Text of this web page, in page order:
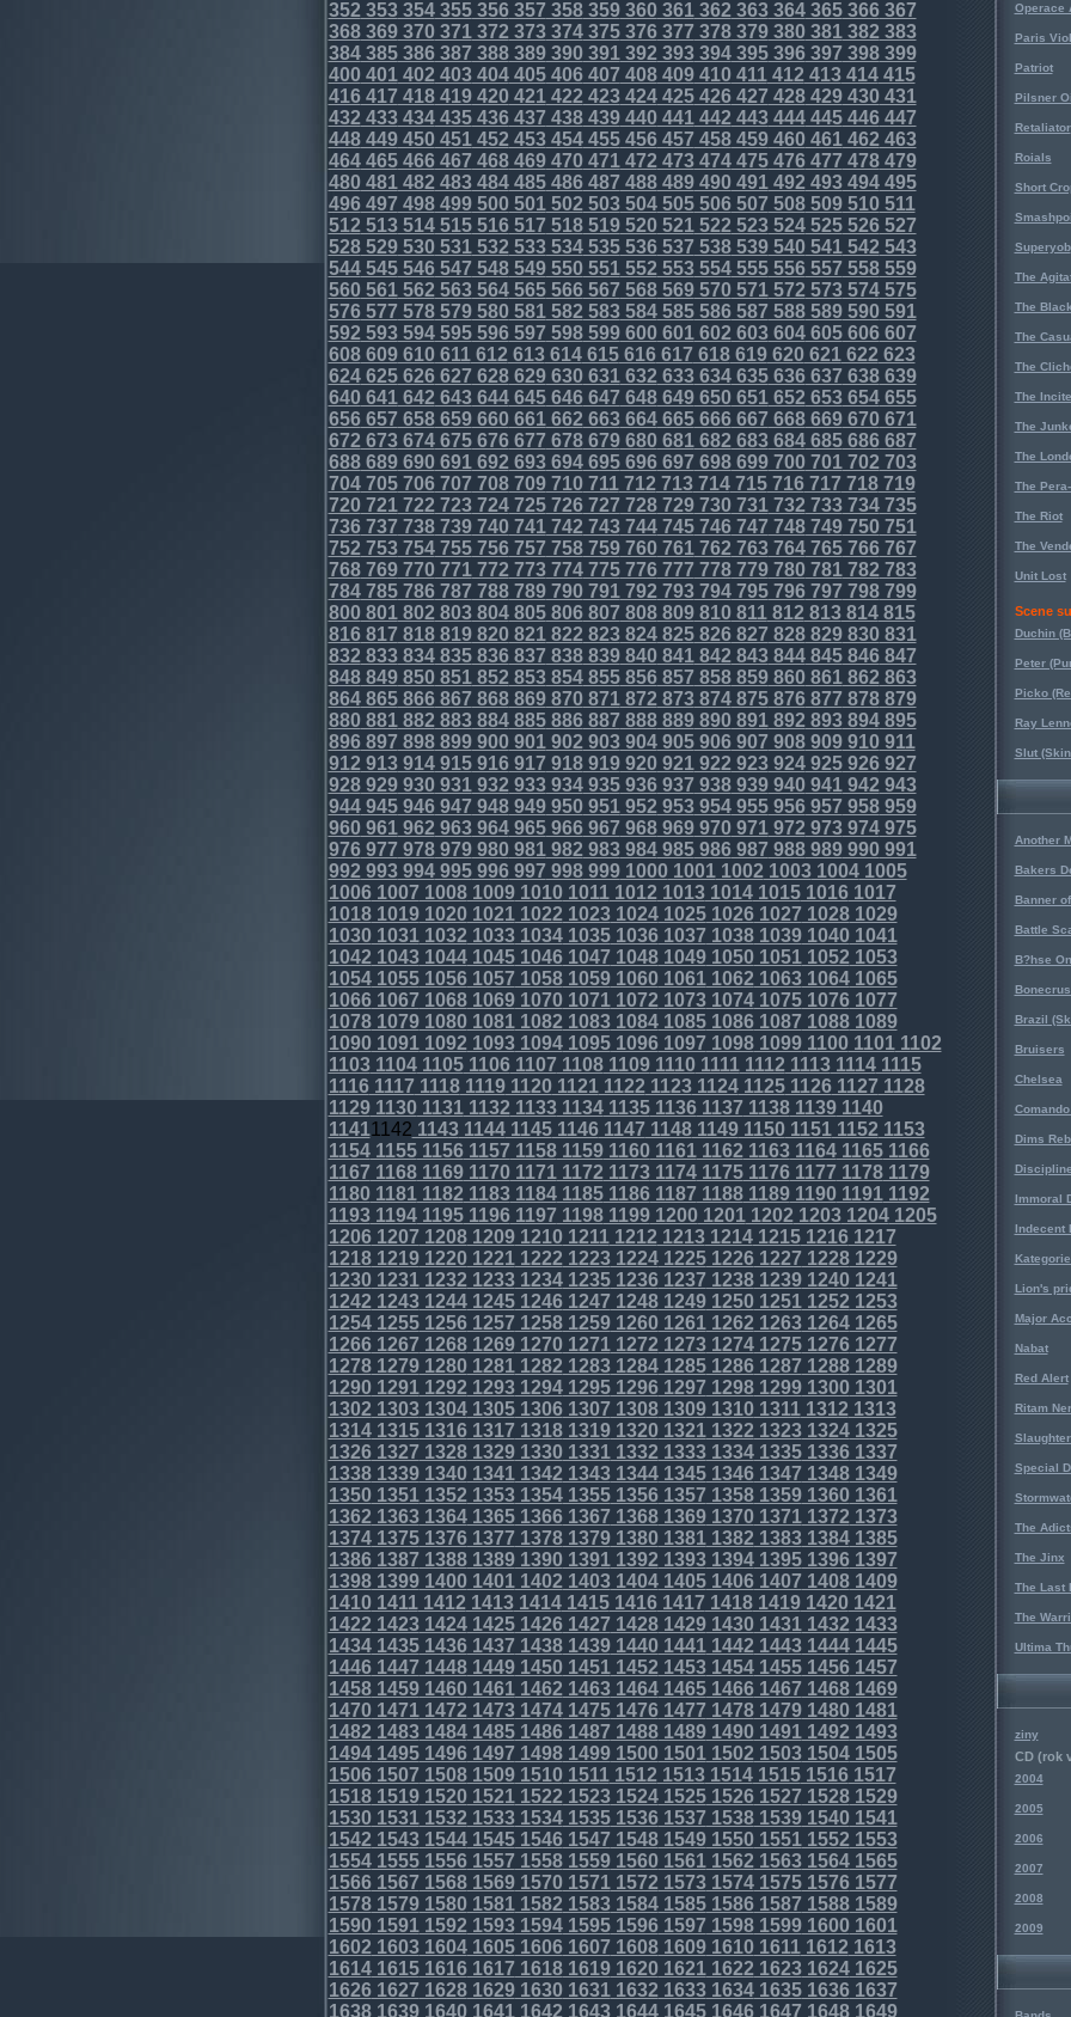
352 353354355356357 358359360361362 363364365366367
368369370371372 373374375376377 378379380381382 383
384385386387 388389390391392 393394395396397 398399
400401402 403404405406407 408409410411412 413414415
416417 418419420421422 423424425426427 428429430431
432 433434435436437 438439440441442 443444445446447
448449450451452 453454455456457 458459460461462 463
464465466467 468469470471472 473474475476477 478479
480481482 483484485486487 488489490491492 493494495
496497 498499500501502 503504505506507 508509510511
512 513514515516517 518519520521522 523524525526527
528529530531532 533534535536537 538539540541542 543
544545546547 548549550551552 553554555556557 558559
560561562 563564565566567 568569570571572 573574575
576577 578579580581582 583584585586587 588589590591
592 593594595596597 598599600601602 603604605606607
608609610611612 613614615616617 618619620621622 623
624625626627 628629630631632 633634635636637 638639
640641642 643644645646647 648649650651652 653654655
656657 658659660661662 663664665666667 668669670671
672 673674675676677 678679680681682 683684685686687
688689690691692 693694695696697 698699700701702 703
704705706707 708709710711712 713714715716717 718719
720721722 723724725726727 728729730731732 733734735
736737 738739740741742 743744745746747 748749750751
752 753754755756757 758759760761762 763764765766767
768769770771772 773774775776777 778779780781782 783
784785786787 788789790791792 793794795796797 798799
800801802 803804805806807 808809810811812 813814815
816817 818819820821822 823824825826827 828829830831
832 833834835836837 838839840841842 843844845846847
848849850851852 853854855856857 858859860861862 863
864865866867 868869870871872 873874875876877 878879
880881882 883884885886887 888889890891892 893894895
896897 898899900901902 903904905906907 908909910911
912 913914915916917 918919920921922 923924925926927
928929930931932 933934935936937 938939940941942 943
944945946947 948949950951952 953954955956957 958959
960961962 963964965966967 968969970971972 973974975
976977 978979980981982 983984985986987 988989990991
992 993994995996997 998999100010011002 100310041005
10061007 10081009101010111012 10131014101510161017
10181019102010211022 10231024102510261027 10281029
103010311032 10331034103510361037 1038103910401041
1042 10431044104510461047 10481049105010511052 1053
1054105510561057 10581059106010611062 106310641065
10661067 10681069107010711072 10731074107510761077
10781079108010811082 10831084108510861087 10881089
109010911092 10931094109510961097 10981099110011011102
11031104110511061107 11081109111011111112 111311141115
11161117 11181119112011211122 11231124112511261127 1128
1129113011311132 11331134113511361137 113811391140
11411142 11431144114511461147 11481149115011511152 1153
1154115511561157 11581159116011611162 1163116411651166
1167 11681169117011711172 11731174117511761177 11781179
118011811182 11831184118511861187 11881189119011911192
11931194119511961197 11981199120012011202 120312041205
12061207 12081209121012111212 12131214121512161217
12181219122012211222 12231224122512261227 12281229
123012311232 12331234123512361237 1238123912401241
1242 12431244124512461247 12481249125012511252 1253
1254125512561257 12581259126012611262 126312641265
12661267 12681269127012711272 12731274127512761277
12781279128012811282 12831284128512861287 12881289
129012911292 12931294129512961297 1298129913001301
1302 13031304130513061307 13081309131013111312 1313
1314131513161317 13181319132013211322 132313241325
13261327 13281329133013311332 13331334133513361337
13381339134013411342 13431344134513461347 13481349
135013511352 13531354135513561357 1358135913601361
1362 13631364136513661367 13681369137013711372 1373
1374137513761377 13781379138013811382 138313841385
13861387 13881389139013911392 13931394139513961397
13981399140014011402 14031404140514061407 14081409
141014111412 14131414141514161417 1418141914201421
1422 14231424142514261427 14281429143014311432 1433
1434143514361437 14381439144014411442 144314441445
14461447 14481449145014511452 14531454145514561457
14581459146014611462 14631464146514661467 14681469
147014711472 14731474147514761477 1478147914801481
1482 14831484148514861487 14881489149014911492 1493
1494149514961497 14981499150015011502 150315041505
15061507 15081509151015111512 15131514151515161517
15181519152015211522 15231524152515261527 15281529
153015311532 15331534153515361537 1538153915401541
1542 15431544154515461547 15481549155015511552 1553
1554155515561557 15581559156015611562 156315641565
15661567 15681569157015711572 15731574157515761577
15781579158015811582 15831584158515861587 15881589
159015911592 15931594159515961597 1598159916001601
1602 16031604160516061607 16081609161016111612 1613
1614161516161617 16181619162016211622 162316241625
16261627 16281629163016311632 16331634163516361637
16381639164016411642 16431644164516461647 16481649
Operace
Paris
Patriot
Pilsner
Retaliator
Roials
Short
Superyob
The
The
The
The
The
The
The
The
The Riot
The
Unit Lost
Scene
Duchin
Peter
Picko
Ray
Slut
Another
Bakers
Banner
Battle
B?hse
Brazil
Bruisers
Chelsea
Dims
Immoral
Indecent
Lion's
Major
Nabat
Red Alert
Ritam
Special
The
The Jinx
The Last
The
Ultima
ziny
CD (rok
2004
2005
2006
2007
2008
2009